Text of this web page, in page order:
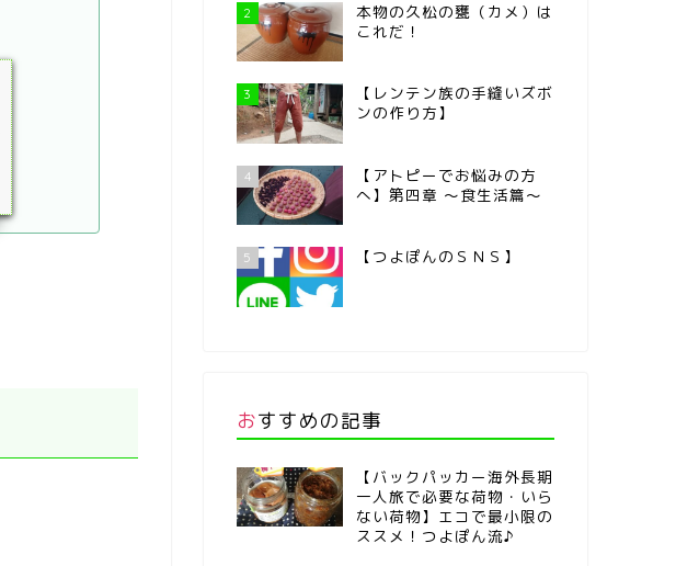
2
本物の久松の甕（カメ）は
これだ！
3
【レンテン族の手縫いズボ
ンの作り方】
4
【アトピーでお悩みの方
へ】第四章 ～食生活篇～
5 【つよぽんのＳＮＳ】
おすすめの記事
【バックパッカー海外長期
一人旅で必要な荷物・いら
ない荷物】エコで最小限の
ススメ！つよぽん流♪